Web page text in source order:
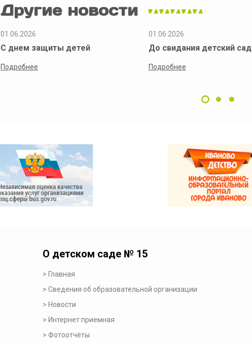
Другие новости
01.06.2026
С днем защиты детей
Подробнее
01.06.2026
До свидания детский сад
Подробнее
О детском саде № 15
Главная
Сведения об образовательной организации
Новости
Интернет приемная
Фотоотчёты